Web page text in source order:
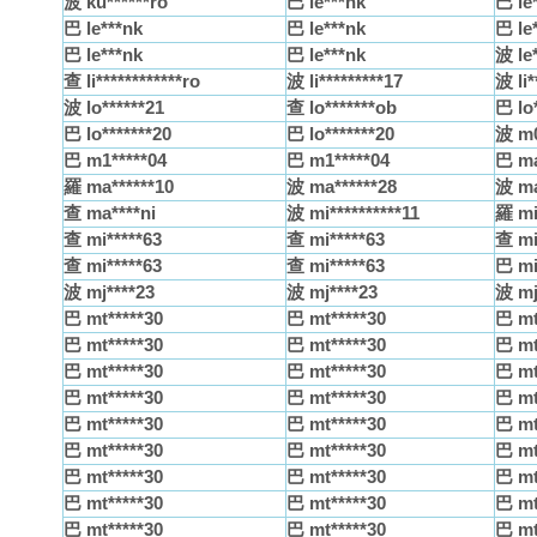
巴 le***nk
巴 le***nk
巴
巴 le***nk
巴 le***nk
波
查 li************ro
波 li*********17
波
波 lo******21
查 lo*******ob
巴
巴 lo*******20
巴 lo*******20
波
巴 m1*****04
巴 m1*****04
巴
羅 ma******10
波 ma******28
波
查 ma****ni
波 mi**********11
羅
查 mi*****63
查 mi*****63
查
查 mi*****63
查 mi*****63
巴
波 mj****23
波 mj****23
波
巴 mt*****30
巴 mt*****30
巴
巴 mt*****30
巴 mt*****30
巴
巴 mt*****30
巴 mt*****30
巴
巴 mt*****30
巴 mt*****30
巴
巴 mt*****30
巴 mt*****30
巴
巴 mt*****30
巴 mt*****30
巴
巴 mt*****30
巴 mt*****30
巴
巴 mt*****30
巴 mt*****30
巴
巴 mt*****30
巴 mt*****30 巴